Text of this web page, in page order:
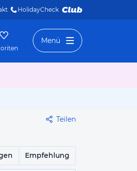
HolidayCheck
Menü
Teilen
Empfehlung